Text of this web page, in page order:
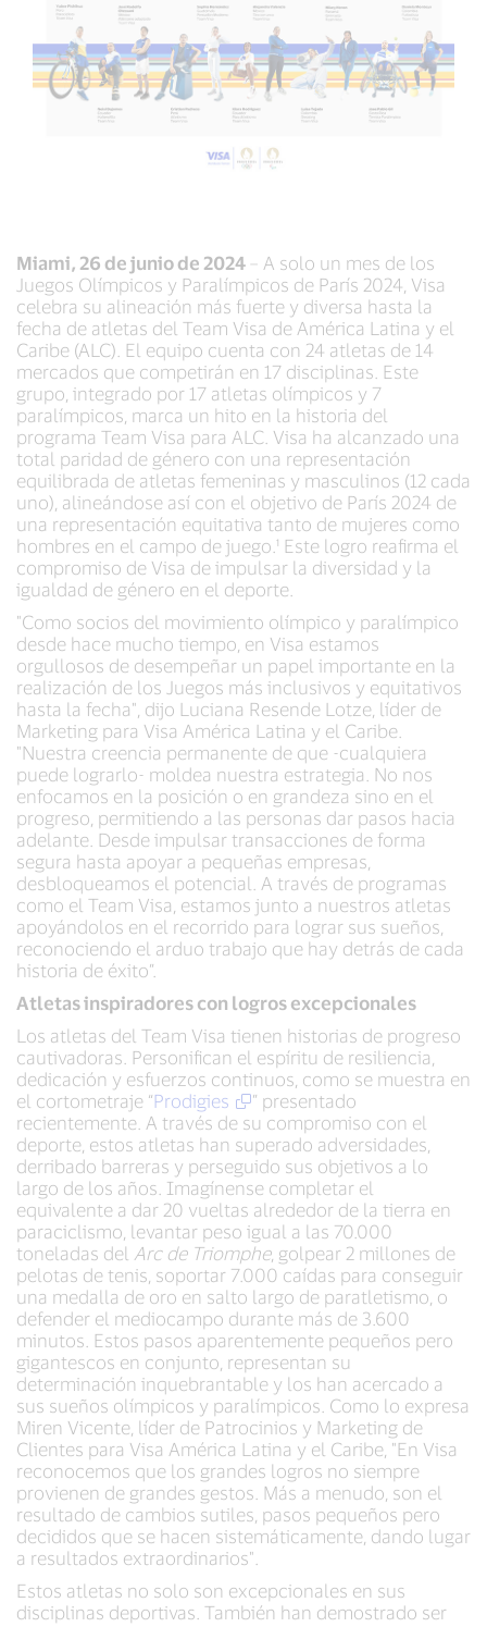
Miami, 26 de junio de 2024 – A solo un mes de los
Juegos Olímpicos y Paralímpicos de París 2024, Visa
celebra su alineación más fuerte y diversa hasta la
fecha de atletas del Team Visa de América Latina y el
Caribe (ALC). El equipo cuenta con 24 atletas de 14
mercados que competirán en 17 disciplinas. Este
grupo, integrado por 17 atletas olímpicos y 7
paralímpicos, marca un hito en la historia del
programa Team Visa para ALC. Visa ha alcanzado una
total paridad de género con una representación
equilibrada de atletas femeninas y masculinos (12 cada
uno), alineándose así con el objetivo de París 2024 de
una representación equitativa tanto de mujeres como
hombres en el campo de juego.¹ Este logro reafirma el
compromiso de Visa de impulsar la diversidad y la
igualdad de género en el deporte.
"Como socios del movimiento olímpico y paralímpico
desde hace mucho tiempo, en Visa estamos
orgullosos de desempeñar un papel importante en la
realización de los Juegos más inclusivos y equitativos
hasta la fecha", dijo Luciana Resende Lotze, líder de
Marketing para Visa América Latina y el Caribe.
"Nuestra creencia permanente de que -cualquiera
puede lograrlo- moldea nuestra estrategia. No nos
enfocamos en la posición o en grandeza sino en el
progreso, permitiendo a las personas dar pasos hacia
adelante. Desde impulsar transacciones de forma
segura hasta apoyar a pequeñas empresas,
desbloqueamos el potencial. A través de programas
como el Team Visa, estamos junto a nuestros atletas
apoyándolos en el recorrido para lograr sus sueños,
reconociendo el arduo trabajo que hay detrás de cada
historia de éxito”.
Atletas inspiradores con logros excepcionales
Los atletas del Team Visa tienen historias de progreso
cautivadoras. Personifican el espíritu de resiliencia,
dedicación y esfuerzos continuos, como se muestra en
el cortometraje “Prodigies
” presentado
recientemente. A través de su compromiso con el
deporte, estos atletas han superado adversidades,
derribado barreras y perseguido sus objetivos a lo
largo de los años. Imagínense completar el
equivalente a dar 20 vueltas alrededor de la tierra en
paraciclismo, levantar peso igual a las 70.000
toneladas del Arc de Triomphe, golpear 2 millones de
pelotas de tenis, soportar 7.000 caídas para conseguir
una medalla de oro en salto largo de paratletismo, o
defender el mediocampo durante más de 3.600
minutos. Estos pasos aparentemente pequeños pero
gigantescos en conjunto, representan su
determinación inquebrantable y los han acercado a
sus sueños olímpicos y paralímpicos. Como lo expresa
Miren Vicente, líder de Patrocinios y Marketing de
Clientes para Visa América Latina y el Caribe, "En Visa
reconocemos que los grandes logros no siempre
provienen de grandes gestos. Más a menudo, son el
resultado de cambios sutiles, pasos pequeños pero
decididos que se hacen sistemáticamente, dando lugar
a resultados extraordinarios".
Estos atletas no solo son excepcionales en sus
disciplinas deportivas. También han demostrado ser